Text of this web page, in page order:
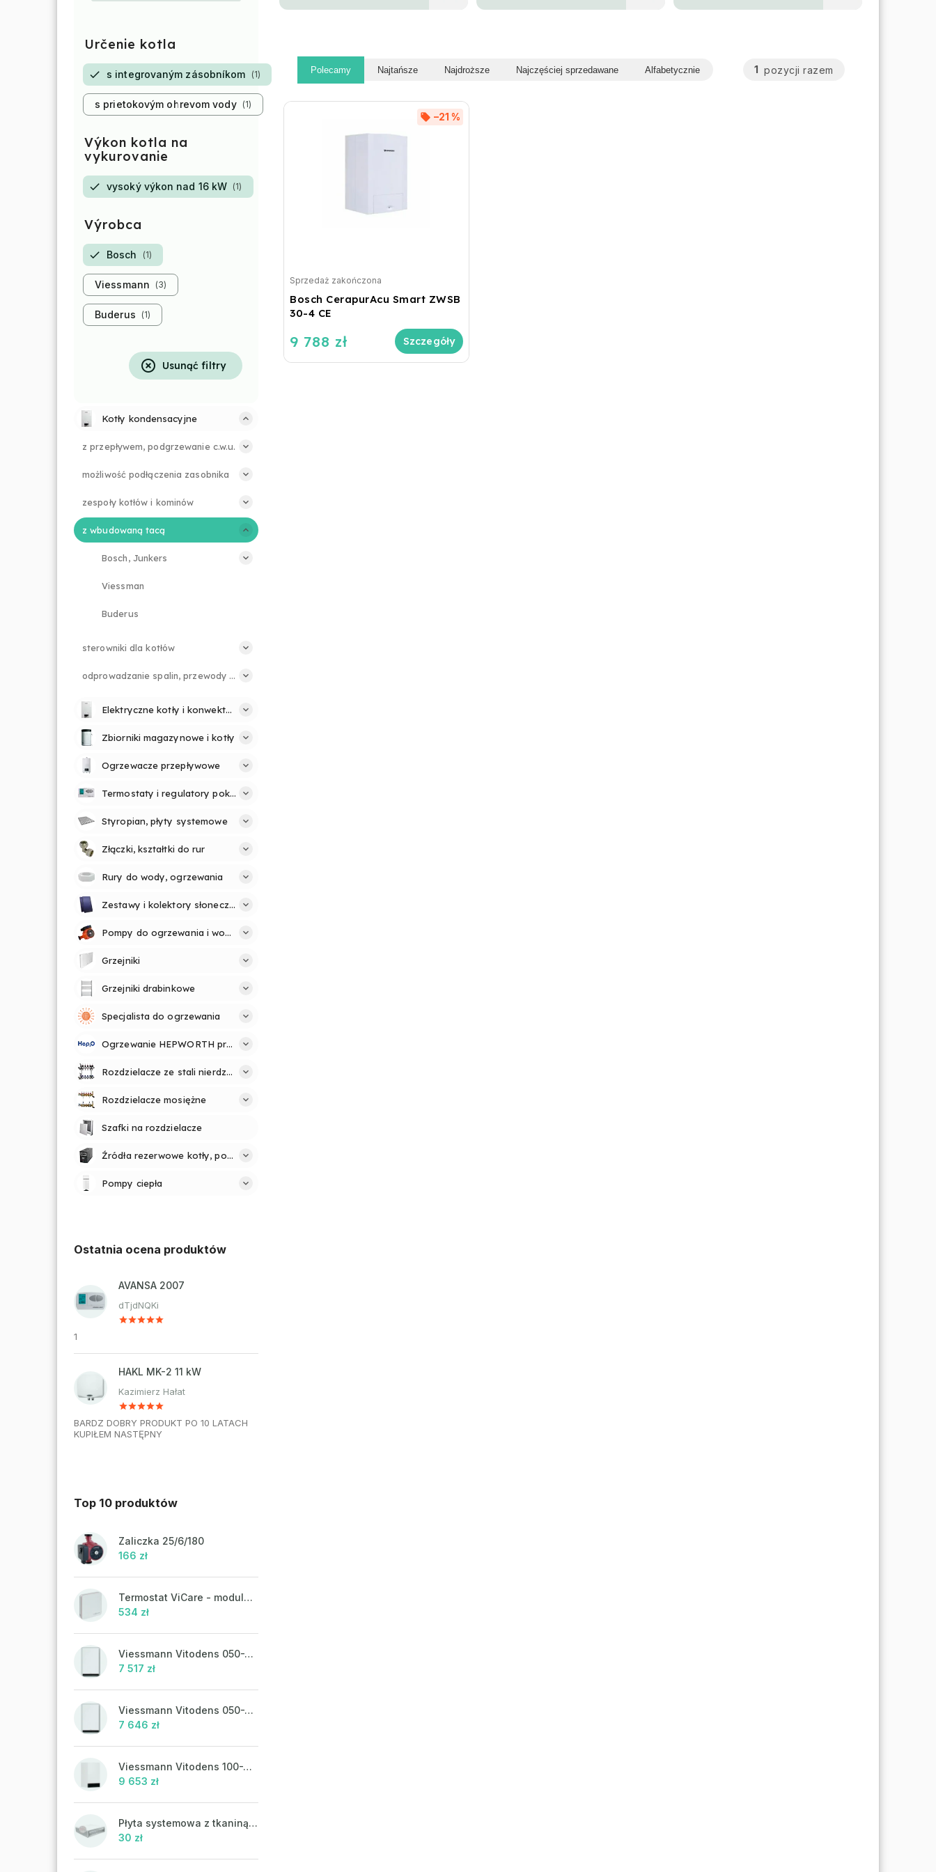
Určenie kotla
s integrovaným zásobníkom 1
s prietokovým ohrevom vody 1
Výkon kotla na
vykurovanie
vysoký výkon nad 16 kW 1
Výrobca
Bosch 1
Viessmann 3
Buderus 1
Usunąć filtry
Kotły kondensacyjne
z przepływem, podgrzewanie c.w.u.
możliwość podłączenia zasobnika
zespoły kotłów i kominów
z wbudowaną tacą
Bosch, Junkers
Viessman
Buderus
sterowniki dla kotłów
odprowadzanie spalin, przewody kominowe
Elektryczne kotły i konwektory
Zbiorniki magazynowe i kotły
Ogrzewacze przepływowe
Termostaty i regulatory pokojowe
Styropian, płyty systemowe
Złączki, kształtki do rur
Rury do wody, ogrzewania
Zestawy i kolektory słoneczne
Pompy do ogrzewania i wody
Grzejniki
Grzejniki drabinkowe
Specjalista do ogrzewania
Ogrzewanie HEPWORTH profesjonalnie i prosto
Rozdzielacze ze stali nierdzewnej
Rozdzielacze mosiężne
Szafki na rozdzielacze
Źródła rezerwowe kotły, pompy
Pompy ciepła
Ostatnia ocena produktów
AVANSA 2007
dTjdNQKi
1
HAKL MK-2 11 kW
Kazimierz Hałat
BARDZ DOBRY PRODUKT PO 10 LATACH
KUPIŁEM NASTĘPNY
Top 10 produktów
Zaliczka 25/6/180
166 zł
Termostat ViCare - modulacja
534 zł
Viessmann Vitodens 050-W, 19 kW
7 517 zł
Viessmann Vitodens 050-W, 19 kW, ciepła woda użytkowa
7 646 zł
Viessmann Vitodens 100-W, 19 kW
9 653 zł
Płyta systemowa z tkaniną UHP 302FP
30 zł
Polecamy Najtańsze Najdroższe Najczęściej sprzedawane Alfabetycznie 1 pozycji razem
Bosch CerapurAcu Smart ZWSB
30-4 CE
–21 %
Sprzedaż zakończona
9 788 zł Szczegóły